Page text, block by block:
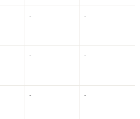
- -
- -
- -